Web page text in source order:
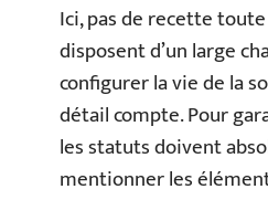
Ici, pas de recette
disposent d’un large
configurer la vie de la
détail compte. Pour
les statuts doivent
mentionner les